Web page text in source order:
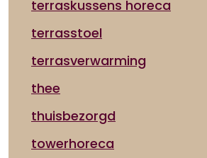
terraskussens horeca
terrasstoel
terrasverwarming
thee
thuisbezorgd
towerhoreca